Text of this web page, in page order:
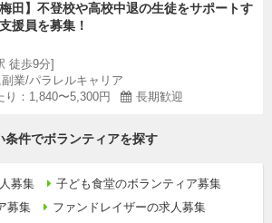
梅田】不登校や高校中退の生徒をサポートす
援員を募集！
徒歩9分]
業/パラレルキャリア
り：1,840〜5,300円
長期歓迎
条件でボランティアを探す
募集
子ども食堂のボランティア募集
募集
ファンドレイザーの求人募集